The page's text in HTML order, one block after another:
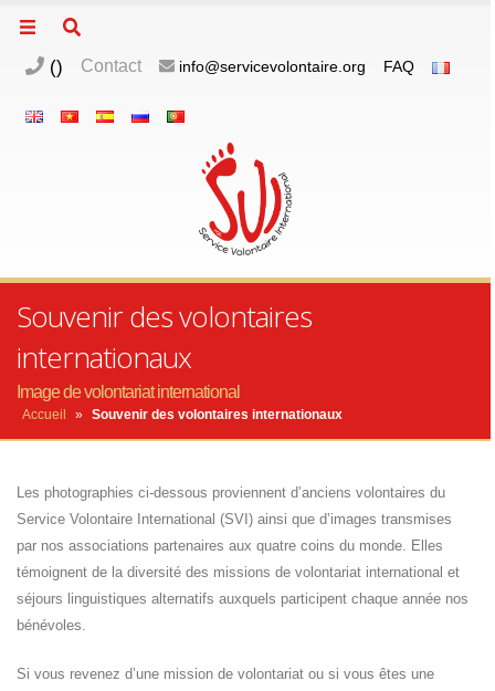
() Contact info@servicevolontaire.org FAQ
Souvenir des volontaires
internationaux
Image de volontariat international
Accueil » Souvenir des volontaires internationaux
Les photographies ci-dessous proviennent d’anciens volontaires du
Service Volontaire International (SVI) ainsi que d’images transmises
par nos associations partenaires aux quatre coins du monde. Elles
témoignent de la diversité des missions de volontariat international et
séjours linguistiques alternatifs auxquels participent chaque année nos
bénévoles.
Si vous revenez d’une mission de volontariat ou si vous êtes une